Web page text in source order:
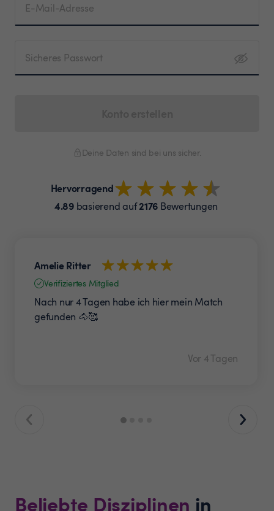
E-Mail-Adresse
Sicheres Passwort
Deine Daten sind bei uns sicher.
Hervorragend
4.89basierend auf2176 Bewertungen
Amelie Ritter
Verifiziertes Mitglied
Nach nur 4 Tagen habe ich hier mein Match
gefunden 🐴🥰
Vor 4 Tagen
Beliebte Disziplinen in